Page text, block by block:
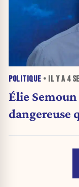
POLITIQUE • IL Y A 4
Élie
dangereuse